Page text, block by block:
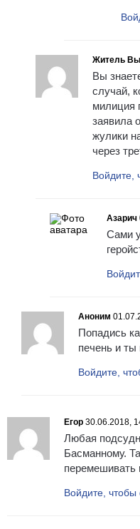
Житель
Вы
случай,
милиция
заявила
жулики
через
Войдите,
Азарич
Сами
Аноним
Попадись
печень и ты
Войдите,
Егор 30.06.2018,
Любая
Басманному.
перемешивать
Войдите, чтобы